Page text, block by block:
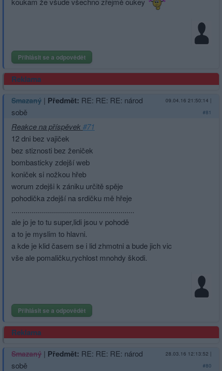
Přihlásit se a odpovědět
Reklama
Smazaný | Předmět: RE: RE: RE: národ
sobě
09.04.16 21:50:14 |
#81
Reakce na příspěvek#71
12 dni bez vajiček
bez stiznosti bez ženiček
bombasticky zdejší web
koniček si nožkou hřeb
worum zdejši k zániku určitě spěje
pohodička zdejší na srdičku mě hřeje
.............­.............­.............­.............­..........
ale jo je to tu super,lidi jsou v pohodě
a to je myslim to hlavni.
a kde je klid časem se i lid zhmotni a bude jich vic
vše ale pomaličku,rychlost mnohdy škodi.
Přihlásit se a odpovědět
Reklama
Smazaný | Předmět: RE: RE: RE: národ
sobě
28.03.16 12:13:52 |
#80